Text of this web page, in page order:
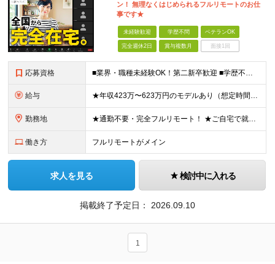
ン！ 無理なくはじめられるフルリモートのお仕
事です★
未経験歓迎 学歴不問 ベテランOK
完全週休2日 賞与複数月 面接1回
応募資格 ■業界・職種未経験OK！第二新卒歓迎 ■学歴不問 ■営業や販売サービス業・カスタマーサポートなど、顧客折衝経験をお持ちの方 ＜契約更新あり＞ 初回2ヵ月、2回目3ヵ月、3回目以降6ヵ月 ※目標の達
給与 ★年収423万〜623万円のモデルあり（想定時間外手当10時間分含む） ★半年に一度ドカンと支給のボーナスあり（半年に1度最大150万円） 月給25万円〜＋各種手当＋インセンティブ ＊リモートワーク
勤務地 ★通勤不要・完全フルリモート！ ★ご自宅で就業いただきます ……………………………………… 東京都品川区北品川5-1-18 住友不動産大崎ツインビル東館 ┗JR山手線・埼京線・湘南新宿ライン・りんかい
働き方 フルリモートがメイン
求人を見る 検討中に入れる
掲載終了予定日： 2026.09.10
1